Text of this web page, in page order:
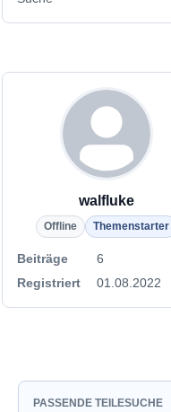
walfluke
Offline Themenstarter
Beiträge
6
Registriert
01.08.2022
PASSENDE TEILESUCHE